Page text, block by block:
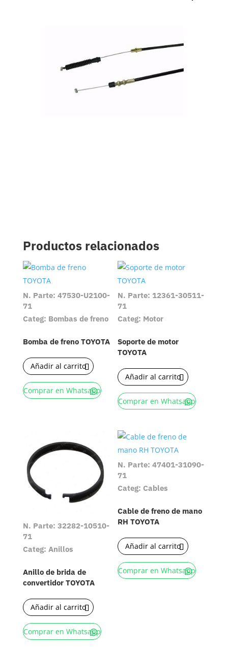
Productos relacionados
N. Parte: 47530-U2100-
71
Categ: Bombas de freno
Bomba de freno TOYOTA
Añadir al carrito
Comprar en Whatsapp
N. Parte: 12361-30511-
71
Categ: Motor
Soporte de motor
TOYOTA
Añadir al carrito
Comprar en Whatsapp
N. Parte: 32282-10510-
71
Categ: Anillos
Anillo de brida de
convertidor TOYOTA
Añadir al carrito
Comprar en Whatsapp
N. Parte: 47401-31090-
71
Categ: Cables
Cable de freno de mano
RH TOYOTA
Añadir al carrito
Comprar en Whatsapp